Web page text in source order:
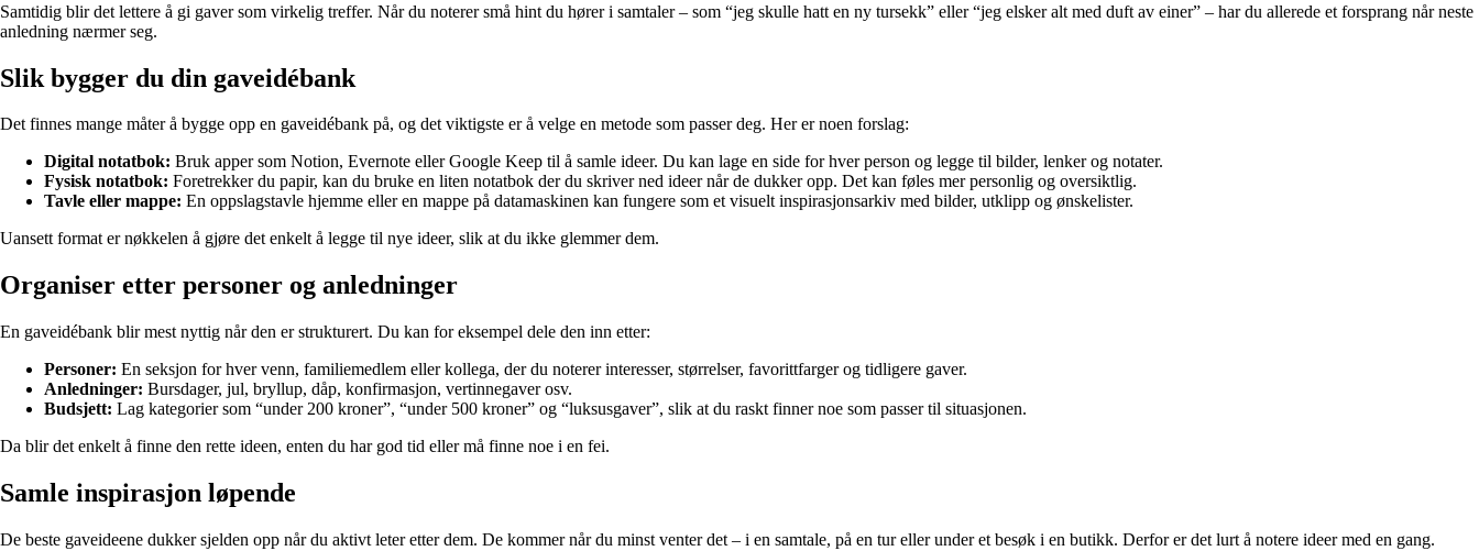
Samtidig blir det lettere å gi gaver som virkelig treffer. Når du noterer små hint du hører i samtaler – som “jeg skulle hatt en ny tursekk” eller “jeg elsker alt med duft av einer” – har du allerede et forsprang når neste
anledning nærmer seg.
Slik bygger du din gaveidébank
Det finnes mange måter å bygge opp en gaveidébank på, og det viktigste er å velge en metode som passer deg. Her er noen forslag:
Digital notatbok: Bruk apper som Notion, Evernote eller Google Keep til å samle ideer. Du kan lage en side for hver person og legge til bilder, lenker og notater.
Fysisk notatbok: Foretrekker du papir, kan du bruke en liten notatbok der du skriver ned ideer når de dukker opp. Det kan føles mer personlig og oversiktlig.
Tavle eller mappe: En oppslagstavle hjemme eller en mappe på datamaskinen kan fungere som et visuelt inspirasjonsarkiv med bilder, utklipp og ønskelister.
Uansett format er nøkkelen å gjøre det enkelt å legge til nye ideer, slik at du ikke glemmer dem.
Organiser etter personer og anledninger
En gaveidébank blir mest nyttig når den er strukturert. Du kan for eksempel dele den inn etter:
Personer: En seksjon for hver venn, familiemedlem eller kollega, der du noterer interesser, størrelser, favorittfarger og tidligere gaver.
Anledninger: Bursdager, jul, bryllup, dåp, konfirmasjon, vertinnegaver osv.
Budsjett: Lag kategorier som “under 200 kroner”, “under 500 kroner” og “luksusgaver”, slik at du raskt finner noe som passer til situasjonen.
Da blir det enkelt å finne den rette ideen, enten du har god tid eller må finne noe i en fei.
Samle inspirasjon løpende
De beste gaveideene dukker sjelden opp når du aktivt leter etter dem. De kommer når du minst venter det – i en samtale, på en tur eller under et besøk i en butikk. Derfor er det lurt å notere ideer med en gang.